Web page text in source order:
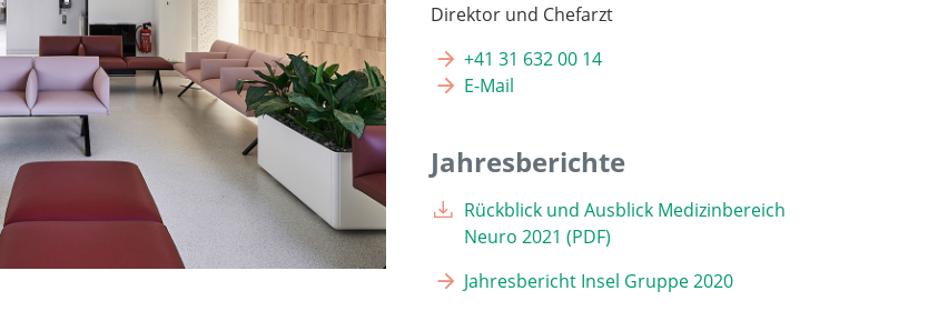
Direktor und Chefarzt
+41 31 632 00 14
E-Mail
Jahresberichte
Rückblick und Ausblick Medizinbereich
Neuro 2021 (PDF)
Jahresbericht Insel Gruppe 2020